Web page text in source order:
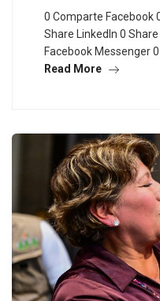
0 Comparte Facebook
Share LinkedIn 0
Facebook Messenger
Read More